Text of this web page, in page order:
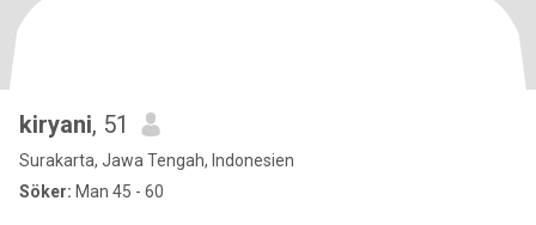
kiryani, 51
Surakarta, Jawa Tengah, Indonesien
Söker: Man 45 - 60